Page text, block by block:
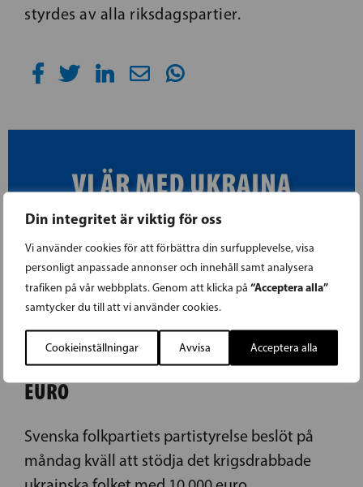
Din integritet är viktig för oss
Vi använder cookies för att förbättra din surfupplevelse, visa
personligt anpassade annonser och innehåll samt analysera
trafiken på vår webbplats. Genom att klicka på “Acceptera alla”
samtycker du till att vi använder cookies.
Cookieinställningar Avvisa Acceptera alla
styrdes av alla riksdagspartier.
01.03.2022
SFP STÖDJER UKRAINA MED 10 000
EURO
Svenska folkpartiets partistyrelse beslöt på
måndag kväll att stödja det krigsdrabbade